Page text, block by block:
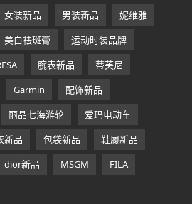
女装新品 男装新品
妮维雅
美白祛斑膏
运动时装品牌
腕表新品
蒂芙尼
Garmin
配饰新品
丽晶七海游轮
爱玛电动车
新品 包袋新品
鞋履新品
dior新品 MSGM
FILA